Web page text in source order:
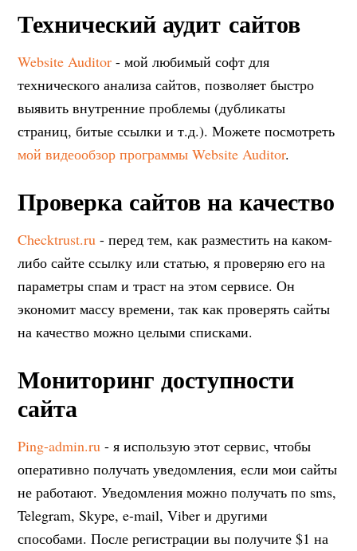
Технический аудит сайтов
Website Auditor - мой любимый софт для
технического анализа сайтов, позволяет быстро
выявить внутренние проблемы (дубликаты
страниц, битые ссылки и т.д.). Можете посмотреть
мой видеообзор программы Website Auditor.
Проверка сайтов на качество
Checktrust.ru - перед тем, как разместить на каком-
либо сайте ссылку или статью, я проверяю его на
параметры спам и траст на этом сервисе. Он
экономит массу времени, так как проверять сайты
на качество можно целыми списками.
Мониторинг доступности
сайта
Ping-admin.ru - я использую этот сервис, чтобы
оперативно получать уведомления, если мои сайты
не работают. Уведомления можно получать по sms,
Telegram, Skype, e-mail, Viber и другими
способами. После регистрации вы получите $1 на